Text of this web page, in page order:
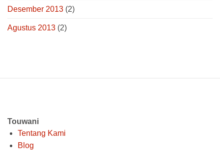
Desember 2013 (2)
Agustus 2013 (2)
Touwani
Tentang Kami
Blog